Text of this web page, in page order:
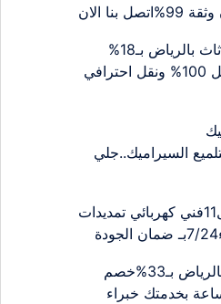
الان
شركة تنظيف ونقل اثاث بالرياض بـ18%
لخدمات تنظيف شامل 100% ونقل احترافي
السيراميك..جلي
تأسيس كهرباء..افضل11فني كهربائي تمديدات
شركة صيانة منازل بالرياض بـ33%خصم
الصيانة 24ساعة بخدمتك خبراء